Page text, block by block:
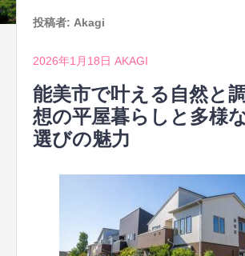
投稿者: Akagi
2026年1月18日 AKAGI
能美市で叶える自然と
想の平屋暮らしと多様
選びの魅力